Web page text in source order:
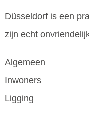
Düsseldorf is een
zijn echt
Algemeen
Inwoners
Ligging